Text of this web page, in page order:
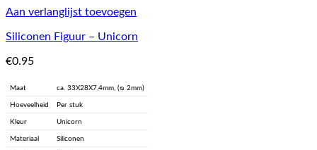
Aan verlanglijst toevoegen
Siliconen Figuur – Unicorn
€0.95
Maat ca. 33X28X7,4mm, (ᴓ 2mm)
Hoeveelheid Per stuk
Kleur Unicorn
Materiaal Siliconen